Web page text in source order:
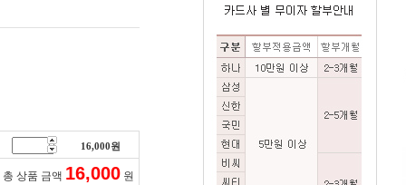
16,000원
총 상품 금액 16,000 원